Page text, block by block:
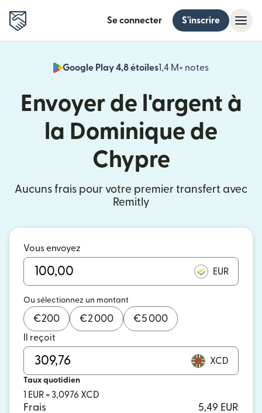
Se connecter S'inscrire
Google Play 4,8 étoiles1,4 M+ notes
Envoyer de l'argent à
la Dominique de
Chypre
Aucuns frais pour votre premier transfert avec
Remitly
Vous envoyez
EUR
Ou sélectionnez un montant
€200 €2 000 €5 000
Il reçoit
XCD
Taux quotidien
1 EUR = 3,0976 XCD
Frais
5,49 EUR